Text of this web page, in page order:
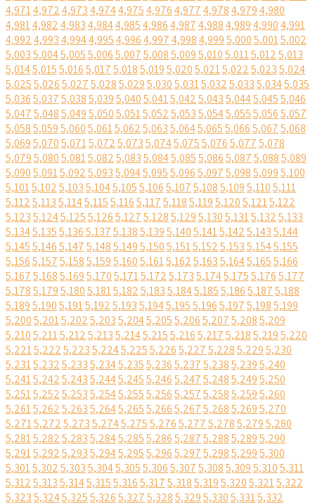
4,9714,9724,9734,9744,9754,9764,9774,9784,9794,980
4,9814,9824,9834,9844,9854,9864,9874,9884,9894,9904,991
4,9924,9934,9944,9954,9964,9974,9984,9995,0005,0015,002
5,0035,0045,0055,0065,0075,0085,0095,0105,0115,0125,013
5,0145,0155,0165,0175,0185,0195,0205,0215,0225,0235,024
5,0255,0265,0275,0285,0295,0305,0315,0325,0335,0345,035
5,0365,0375,0385,0395,0405,0415,0425,0435,0445,0455,046
5,0475,0485,0495,0505,0515,0525,0535,0545,0555,0565,057
5,0585,0595,0605,0615,0625,0635,0645,0655,0665,0675,068
5,0695,0705,0715,0725,0735,0745,0755,0765,0775,078
5,0795,0805,0815,0825,0835,0845,0855,0865,0875,0885,089
5,0905,0915,0925,0935,0945,0955,0965,0975,0985,0995,100
5,1015,1025,1035,1045,1055,1065,1075,1085,1095,1105,111
5,1125,1135,1145,1155,1165,1175,1185,1195,1205,1215,122
5,1235,1245,1255,1265,1275,1285,1295,1305,1315,1325,133
5,1345,1355,1365,1375,1385,1395,1405,1415,1425,1435,144
5,1455,1465,1475,1485,1495,1505,1515,1525,1535,1545,155
5,1565,1575,1585,1595,1605,1615,1625,1635,1645,1655,166
5,1675,1685,1695,1705,1715,1725,1735,1745,1755,1765,177
5,1785,1795,1805,1815,1825,1835,1845,1855,1865,1875,188
5,1895,1905,1915,1925,1935,1945,1955,1965,1975,1985,199
5,2005,2015,2025,2035,2045,2055,2065,2075,2085,209
5,2105,2115,2125,2135,2145,2155,2165,2175,2185,2195,220
5,2215,2225,2235,2245,2255,2265,2275,2285,2295,230
5,2315,2325,2335,2345,2355,2365,2375,2385,2395,240
5,2415,2425,2435,2445,2455,2465,2475,2485,2495,250
5,2515,2525,2535,2545,2555,2565,2575,2585,2595,260
5,2615,2625,2635,2645,2655,2665,2675,2685,2695,270
5,2715,2725,2735,2745,2755,2765,2775,2785,2795,280
5,2815,2825,2835,2845,2855,2865,2875,2885,2895,290
5,2915,2925,2935,2945,2955,2965,2975,2985,2995,300
5,3015,3025,3035,3045,3055,3065,3075,3085,3095,3105,311
5,3125,3135,3145,3155,3165,3175,3185,3195,3205,3215,322
5,3235,3245,3255,3265,3275,3285,3295,3305,3315,332